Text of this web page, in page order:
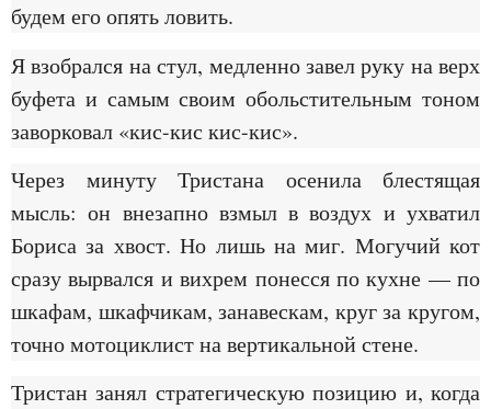
будем его опять ловить.
Я взобрался на стул, медленно завел руку на верх
буфета и самым своим обольстительным тоном
заворковал «кис-кис кис-кис».
Через минуту Тристана осенила блестящая
мысль: он внезапно взмыл в воздух и ухватил
Бориса за хвост. Но лишь на миг. Могучий кот
сразу вырвался и вихрем понесся по кухне — по
шкафам, шкафчикам, занавескам, круг за кругом,
точно мотоциклист на вертикальной стене.
Тристан занял стратегическую позицию и, когда